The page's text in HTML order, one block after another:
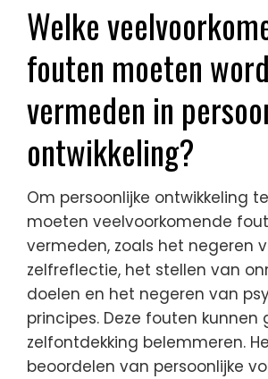
Welke
fouten moeten
vermeden in
ontwikkeling?
Om persoonlijke ontwikkeling
moeten veelvoorkomende
vermeden, zoals het negeren
zelfreflectie, het stellen van
doelen en het negeren van
principes. Deze fouten kunnen
zelfontdekking belemmeren.
beoordelen van persoonlijke